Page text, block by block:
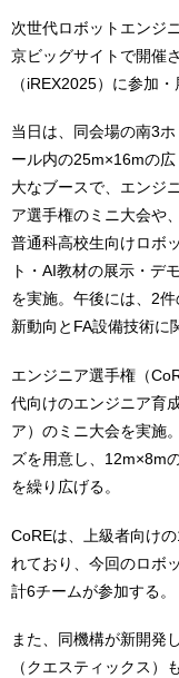
次世代ロボットエンジ
京ビッグサイトで開催
（iREX2025）に参加・
当日は、同会場の南3ホ
ール内の25m×16mの広
大なブースで、エンジ
ア選手権のミニ大会や、
普通科高校生向けロボッ
ト・AI教材の展示・デモ
を実施。午後には、2
新動向とFA設備技術に
エンジニア選手権（
代向けのエンジニア育
ア）のミニ大会を実施
ズを用意し、12m×8m
を繰り広げる。
CoREは、上級者向け
れており、今回のロボ
計6チームが参加する。
また、同機構が新開発
（クエスティックス）